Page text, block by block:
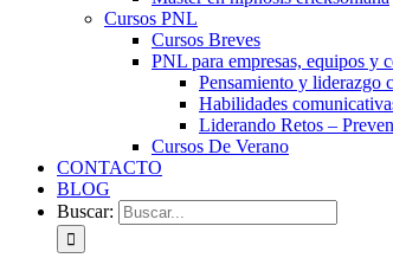
Cursos PNL
Cursos Breves
PNL para empresas, equipos y
Pensamiento y liderazgo
Habilidades
Liderando Retos –
Cursos De Verano
CONTACTO
BLOG
Buscar: